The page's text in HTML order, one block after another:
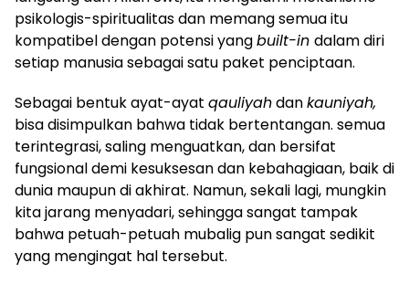
psikologis-spiritualitas dan memang semua itu
kompatibel dengan potensi yangbuilt-in dalam diri
setiap manusia sebagai satu paket penciptaan.
Sebagai bentuk ayat-ayat qauliyahdankauniyah,
bisa disimpulkan bahwa tidak bertentangan. semua
terintegrasi, saling menguatkan, dan bersifat
fungsional demi kesuksesan dan kebahagiaan, baik di
dunia maupun di akhirat. Namun, sekali lagi, mungkin
kita jarang menyadari, sehingga sangat tampak
bahwa petuah-petuah mubalig pun sangat sedikit
yang mengingat hal tersebut.